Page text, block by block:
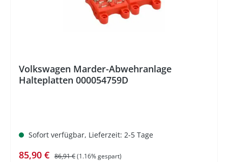
Volkswagen Marder-Abwehranlage
Halteplatten 000054759D
Sofort verfügbar, Lieferzeit: 2-5 Tage
Verkaufspreis:
85,90 € Regulärer Preis:
86,91 €(1.16% gespart)